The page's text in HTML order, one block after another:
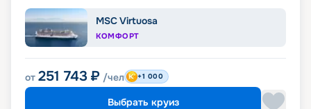
MSC Virtuosa
КОМФОРТ
от 251 743 ₽ /чел +1 000
Выбрать круиз